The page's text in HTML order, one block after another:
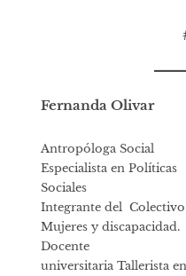
Fernanda Olivar
Antropóloga Social
Especialista en Políticas
Sociales
Integrante del Colectivo
Mujeres y discapacidad.
Docente
universitaria Tallerista en